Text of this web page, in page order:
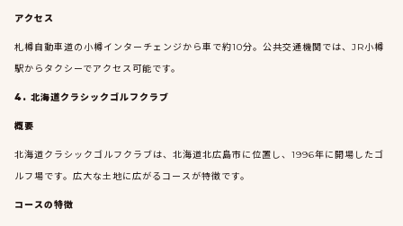
アクセス
札樽自動車道の小樽インターチェンジから車で約10分。公共交通機関では、JR小樽
駅からタクシーでアクセス可能です。
4. 北海道クラシックゴルフクラブ
概要
北海道クラシックゴルフクラブは、北海道北広島市に位置し、1996年に開場したゴ
ルフ場です。広大な土地に広がるコースが特徴です。
コースの特徴